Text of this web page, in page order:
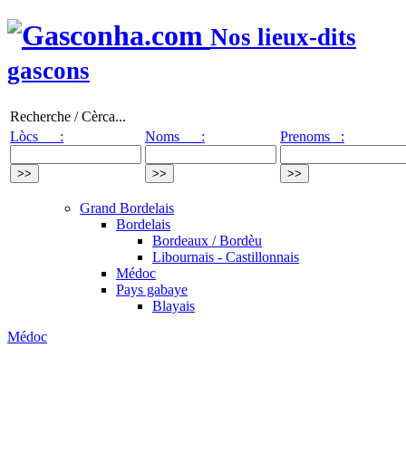
Nos lieux-dits
gascons
Recherche / Cèrca...
Lòcs :
Noms : Prenoms :
Grand Bordelais
Bordelais
Bordeaux / Bordèu
Libournais - Castillonnais
Médoc
Pays gabaye
Blayais
Médoc